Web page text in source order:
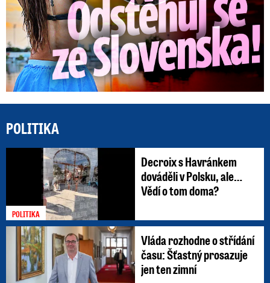
POLITIKA
POLITIKA
Decroix s Havránkem
dováděli v Polsku, ale…
Vědí o tom doma?
Vláda rozhodne o střídání
času: Šťastný prosazuje
jen ten zimní